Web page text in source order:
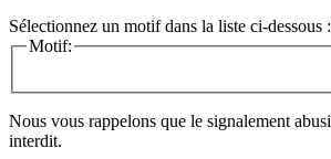
Sélectionnez un motif dans la liste ci-dessous :
Motif:
Nous vous rappelons que le signalement
interdit.